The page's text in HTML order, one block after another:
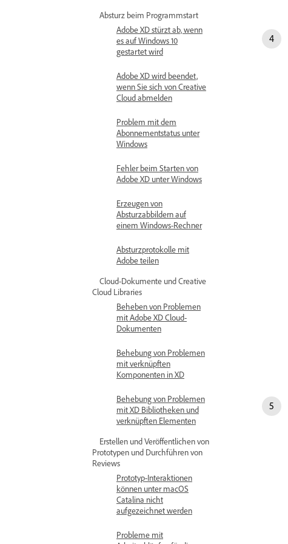
Absturz beim Programmstart
Adobe XD stürzt ab, wenn
es auf Windows 10
gestartet wird
Adobe XD wird beendet,
wenn Sie sich von Creative
Cloud abmelden
Problem mit dem
Abonnementstatus unter
Windows
Fehler beim Starten von
Adobe XD unter Windows
Erzeugen von
Absturzabbildern auf
einem Windows-Rechner
Absturzprotokolle mit
Adobe teilen
Cloud-Dokumente und Creative
Cloud Libraries
Beheben von Problemen
mit Adobe XD Cloud-
Dokumenten
Behebung von Problemen
mit verknüpften
Komponenten in XD
Behebung von Problemen
mit XD Bibliotheken und
verknüpften Elementen
Erstellen und Veröffentlichen von
Prototypen und Durchführen von
Reviews
Prototyp-Interaktionen
können unter macOS
Catalina nicht
aufgezeichnet werden
Probleme mit